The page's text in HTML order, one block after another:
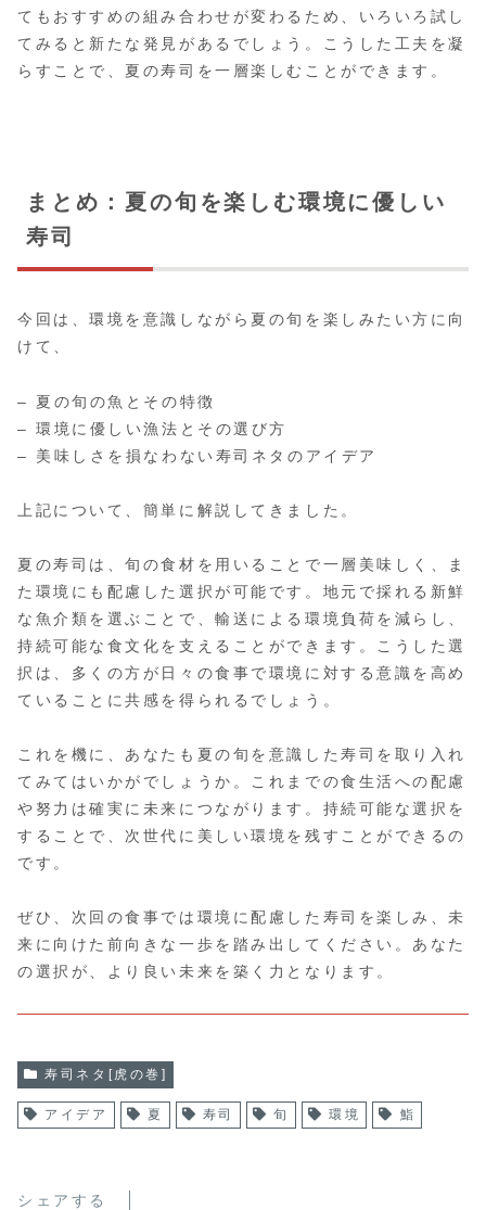
てもおすすめの組み合わせが変わるため、いろいろ試し
てみると新たな発見があるでしょう。こうした工夫を凝
らすことで、夏の寿司を一層楽しむことができます。
まとめ：夏の旬を楽しむ環境に優しい
寿司
今回は、環境を意識しながら夏の旬を楽しみたい方に向
けて、
– 夏の旬の魚とその特徴
– 環境に優しい漁法とその選び方
– 美味しさを損なわない寿司ネタのアイデア
上記について、簡単に解説してきました。
夏の寿司は、旬の食材を用いることで一層美味しく、ま
た環境にも配慮した選択が可能です。地元で採れる新鮮
な魚介類を選ぶことで、輸送による環境負荷を減らし、
持続可能な食文化を支えることができます。こうした選
択は、多くの方が日々の食事で環境に対する意識を高め
ていることに共感を得られるでしょう。
これを機に、あなたも夏の旬を意識した寿司を取り入れ
てみてはいかがでしょうか。これまでの食生活への配慮
や努力は確実に未来につながります。持続可能な選択を
することで、次世代に美しい環境を残すことができるの
です。
ぜひ、次回の食事では環境に配慮した寿司を楽しみ、未
来に向けた前向きな一歩を踏み出してください。あなた
の選択が、より良い未来を築く力となります。
寿司ネタ[虎の巻]
アイデア 夏 寿司 旬 環境 鮨
シェアする